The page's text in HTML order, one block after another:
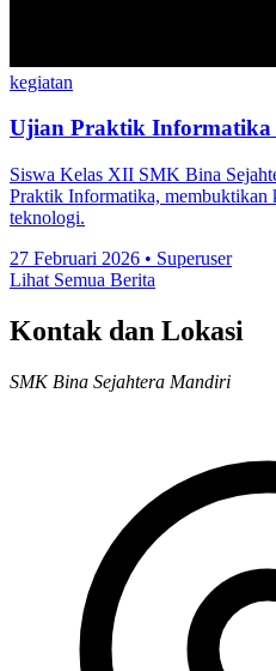
kegiatan
Ujian Praktik Informatika
Siswa Kelas XII SMK Bina
Praktik Informatika, membuktikan
teknologi.
27 Februari 2026 • Superuser
Lihat Semua Berita
Kontak dan Lokasi
SMK Bina Sejahtera Mandiri